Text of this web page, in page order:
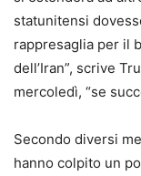
statunitensi
rappresaglia per il
dell’Iran”, scrive
mercoledì, “se
Secondo diversi
hanno colpito un